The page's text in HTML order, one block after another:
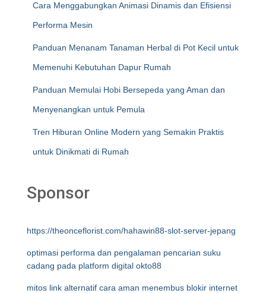
Cara Menggabungkan Animasi Dinamis dan Efisiensi
Performa Mesin
Panduan Menanam Tanaman Herbal di Pot Kecil untuk
Memenuhi Kebutuhan Dapur Rumah
Panduan Memulai Hobi Bersepeda yang Aman dan
Menyenangkan untuk Pemula
Tren Hiburan Online Modern yang Semakin Praktis
untuk Dinikmati di Rumah
Sponsor
https://theonceflorist.com/hahawin88-slot-server-jepang
optimasi performa dan pengalaman pencarian suku
cadang pada platform digital okto88
mitos link alternatif cara aman menembus blokir internet